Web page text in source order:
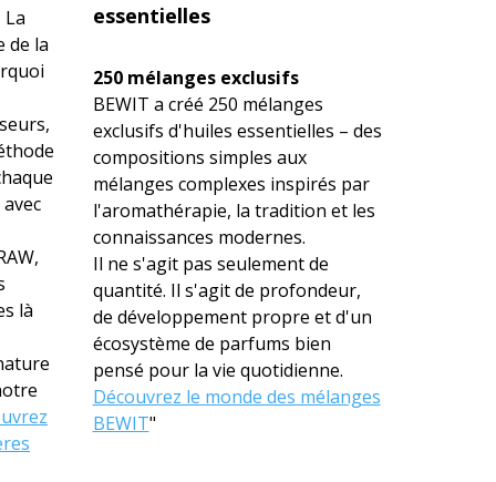
La
de la
là
essentielles
250 mélanges exclusifs
BEWIT a créé 250 mélanges
exclusifs d'huiles essentielles – des
compositions simples aux
mélanges complexes inspirés par
l'aromathérapie, la tradition et les
connaissances modernes.
Il ne s'agit pas seulement de
quantité. Il s'agit de profondeur,
de développement propre et d'un
écosystème de parfums bien
pensé pour la vie quotidienne.
Découvrez le monde des mélanges
BEWIT"